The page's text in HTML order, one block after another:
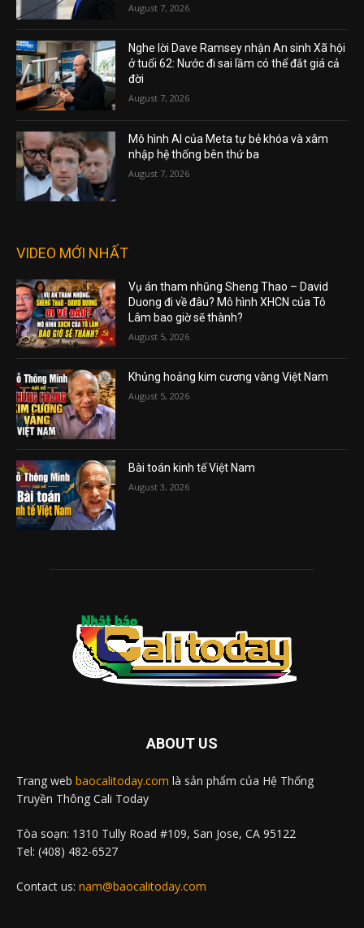
August 7, 2026
Nghe lời Dave Ramsey nhận An sinh Xã hội
ở tuổi 62: Nước đi sai lầm có thể đắt giá cả
đời
August 7, 2026
Mô hình AI của Meta tự bẻ khóa và xâm
nhập hệ thống bên thứ ba
August 7, 2026
VIDEO MỚI NHẤT
Vụ án tham nhũng Sheng Thao – David
Duong đi về đâu? Mô hình XHCN của Tô
Lâm bao giờ sẽ thành?
August 5, 2026
Khủng hoảng kim cương vàng Việt Nam
August 5, 2026
Bài toán kinh tế Việt Nam
August 3, 2026
ABOUT US
Trang web baocalitoday.com là sản phẩm của Hệ Thống
Truyền Thông Cali Today
Tòa soạn: 1310 Tully Road #109, San Jose, CA 95122
Tel: (408) 482-6527
Contact us: nam@baocalitoday.com